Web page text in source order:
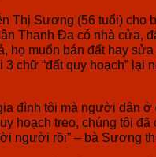
Thị Sương (56 tuổi) cho
Thanh Đa có nhà cửa,
họ muốn bán đất hay
chữ “đất quy hoạch” lại
đình tôi mà người dân ở
hoạch treo, chúng tôi đã
người rồi” – bà Sương